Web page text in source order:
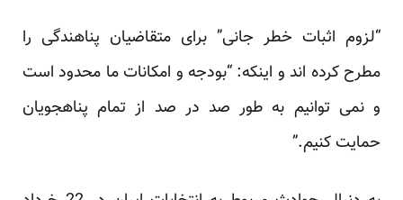
“لزوم اثبات خطر جانی” برای متقاضیان پناهندگی را
مطرح کرده اند و اینکه: “بودجه و امکانات ما محدود است
و نمی توانیم به طور صد در صد از تمام پناهجویان
حمایت کنیم.”